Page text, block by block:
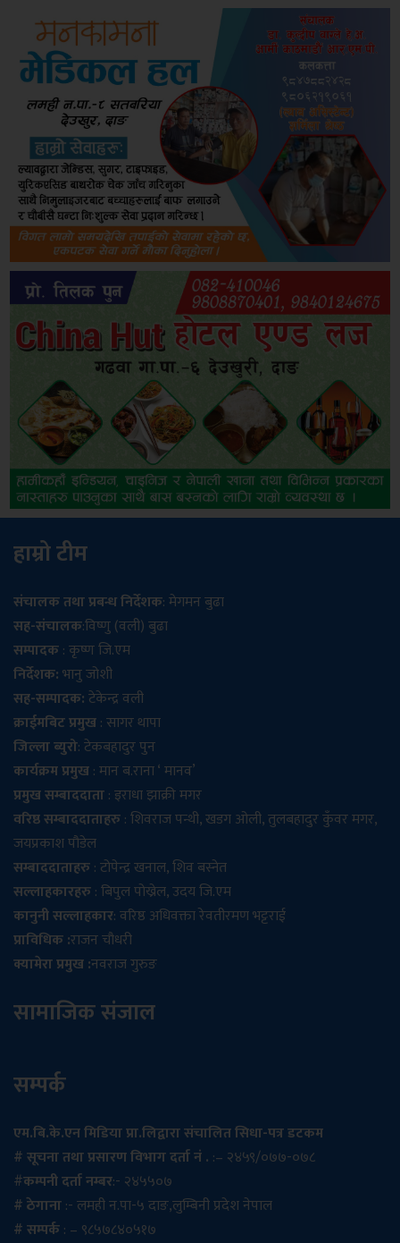
हाम्रो टीम
संचालक तथा प्रबन्ध निर्देशक: मेगमन बुढा
सह-संचालक:विष्णु (वली) बुढा
सम्पादक: कृष्ण जि.एम
निर्देशक:भानु जोशी
सह-सम्पादक:टेकेन्द्र वली
क्राईमबिट प्रमुख: सागर थापा
जिल्ला ब्युरो: टेकबहादुर पुन
कार्यक्रम प्रमुख: मान ब.राना ‘ मानव’
प्रमुख सम्बाददाता: इराधा झाक्री मगर
वरिष्ठ सम्बाददाताहरु: शिवराज पन्थी, खडग ओली, तुलबहादुर कुँवर मगर,
जयप्रकाश पौडेल
सम्बाददाताहरु: टोपेन्द्र खनाल, शिव बस्नेत
सल्लाहकारहरु: बिपुल पोख्रेल, उदय जि.एम
कानुनी सल्लाहकार: वरिष्ठ अधिवक्ता रेवतीरमण भट्टराई
प्राविधिक :राजन चौधरी
क्यामेरा प्रमुख :नवराज गुरुङ
सामाजिक संजाल
सम्पर्क
एम.बि.के.एन मिडिया प्रा.लिद्वारा संचालित सिधा-पत्र डटकम
# सूचना तथा प्रसारण विभाग दर्ता नं . :– २४५९/०७७-०७८
#कम्पनी दर्ता नम्बर:- २४५५०७
# ठेगाना:- लमही न.पा-५ दाङ,लुम्बिनी प्रदेश नेपाल
# सम्पर्क: – ९८५७८४०५१७